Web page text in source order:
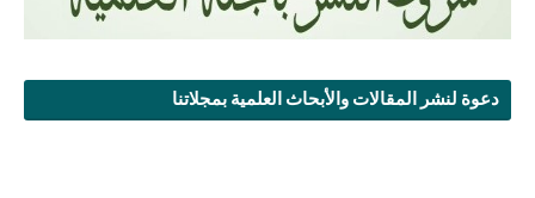
دعوة لنشر المقالات والأبحاث العلمية بمجلاتنا